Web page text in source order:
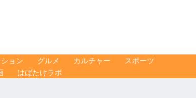
ョン グルメ カルチャー
スポーツ
はばたけラボ